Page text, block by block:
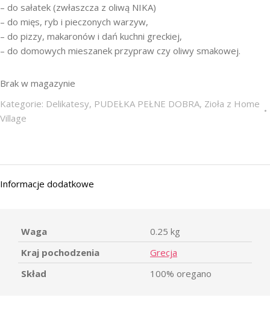
– do sałatek (zwłaszcza z oliwą NIKA)
– do mięs, ryb i pieczonych warzyw,
– do pizzy, makaronów i dań kuchni greckiej,
– do domowych mieszanek przypraw czy oliwy smakowej.
Brak w magazynie
Kategorie: Delikatesy, PUDEŁKA PEŁNE DOBRA, Zioła z Home
Village
Informacje dodatkowe
Waga
0.25 kg
Kraj pochodzenia
Grecja
Skład
100% oregano